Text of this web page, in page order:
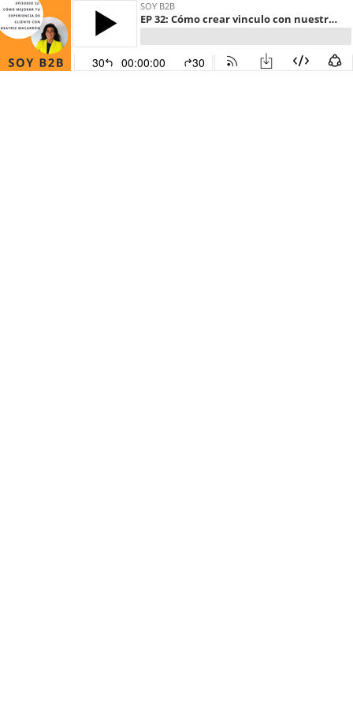
SOY B2B
EP 32: Cómo crear vinculo con nuestros clientes empresa con Beatriz Macarrón
30 00:00:00 30